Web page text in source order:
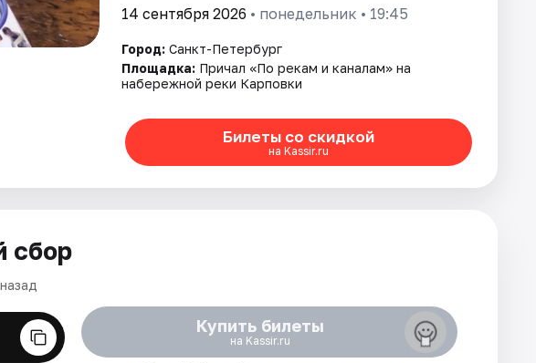
14 сентября 2026 • понедельник • 19:45
Город: Санкт-Петербург
Площадка: Причал «По рекам и каналам» на
набережной реки Карповки
Билеты со скидкой
на Kassir.ru
сбор
Купить билеты
на Kassir.ru